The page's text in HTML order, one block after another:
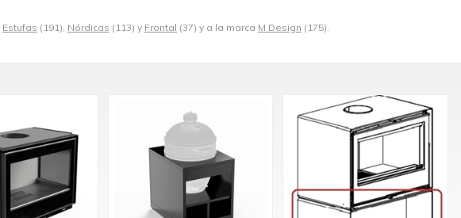
Estufas (191), Nórdicas (113) y Frontal (37) y a la marca M Design (175).